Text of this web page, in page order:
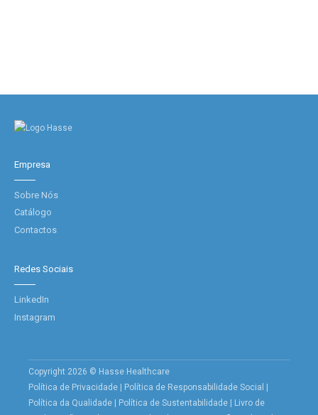
Empresa
Sobre Nós
Catálogo
Contactos
Redes Sociais
LinkedIn
Instagram
Copyright 2026 © Hasse Healthcare
Política de Privacidade
Política de Responsabilidade Social
Política da Qualidade
Política de Sustentabilidade
Livro de